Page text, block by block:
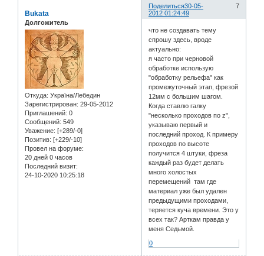
Поделиться 7
30-05-
2012 01:24:49
Bukata
Долгожитель
Откуда: Україна/Лебедин
Зарегистрирован: 29-05-2012
Приглашений: 0
Сообщений: 549
Уважение: [+289/-0]
Позитив: [+229/-10]
Провел на форуме:
20 дней 0 часов
Последний визит:
24-10-2020 10:25:18
что не создавать тему
спрошу здесь, вроде
актуально:
я часто при черновой
обработке использую
"обработку рельефа" как
промежуточный этап, фрезой
12мм с большим шагом.
Когда ставлю галку
"несколько проходов по z",
указываю первый и
последний проход. К примеру
проходов по высоте
получится 4 штуки, фреза
каждый раз будет делать
много холостых
перемещений там где
материал уже был удален
предыдущими проходами,
теряется куча времени. Это у
всех так? Арткам правда у
меня Седьмой.
0